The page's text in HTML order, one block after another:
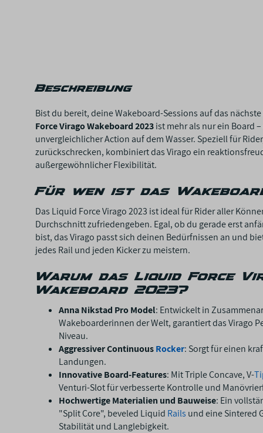
Beschreibung
Bist du bereit, deine Wakeboard-Sessions auf das
Force Virago Wakeboard 2023ist mehr als nur ein Board
unvergleichlicher Action auf dem Wasser. Speziell für
zurückschrecken, kombiniert das Virago ein
außergewöhnlicher Flexibilität.
Für wen ist das
Das Liquid Force Virago 2023 ist ideal für Rider aller
Durchschnitt zufriedengeben. Egal, ob du gerade erst
bist, das Virago passt sich deinen Bedürfnissen an und
jedes Rail und jeden Kicker zu meistern.
Warum das Liquid Force
Wakeboard 2023?
Anna Nikstad Pro Model: Entwickelt in
Wakeboarderinnen der Welt, garantiert das Virago
Niveau.
Aggressiver ContinuousRocker: Sorgt für einen
Landungen.
Innovative Board-Features: Mit Triple Concave, V-
Venturi-Slot für verbesserte Kontrolle und
Hochwertige Materialien und Bauweise: Ein
"Split Core", beveled Liquid Rails und eine Sintered
Stabilität und Langlebigkeit.